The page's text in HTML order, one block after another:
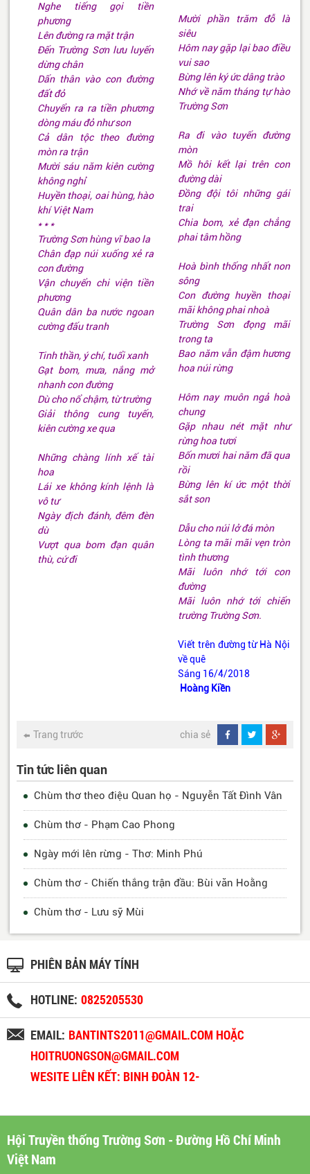
Nghe tiếng gọi tiền
phương
Lên đường ra mặt trận
Đến Trường Sơn lưu luyến
dừng chân
Dấn thân vào con đường
đất đỏ
Chuyển ra ra tiền phương
dòng máu đỏ như son
Cả dân tộc theo đường
mòn ra trận
Mười sáu năm kiên cường
không nghỉ
Huyền thoại, oai hùng, hào
khí Việt Nam
* * *
Trường Sơn hùng vĩ bao la
Chân đạp núi xuống xẻ ra
con đường
Vận chuyển chi viện tiền
phương
Quân dân ba nước ngoan
cường đấu tranh
Tinh thần, ý chí, tuổi xanh
Gạt bom, mưa, nắng mở
nhanh con đường
Dù cho nổ chậm, từ trường
Giải thông cung tuyến,
kiên cường xe qua
Những chàng lính xế tài
hoa
Lái xe không kính lệnh là
vô tư
Ngày địch đánh, đêm đèn
dù
Vượt qua bom đạn quân
thù, cứ đi
Mười phần trăm đỗ là
siêu
Hôm nay gặp lại bao điều
vui sao
Bừng lên ký ức dâng trào
Nhớ về năm tháng tự hào
Trường Sơn
Ra đi vào tuyến đường
mòn
Mồ hôi kết lại trên con
đường dài
Đồng đội tôi những gái
trai
Chia bom, xẻ đạn chẳng
phai tâm hồng
Hoà bình thống nhất non
sông
Con đường huyền thoại
mãi không phai nhoà
Trường Sơn đọng mãi
trong ta
Bao năm vẫn đậm hương
hoa núi rừng
Hôm nay muôn ngả hoà
chung
Gặp nhau nét mặt như
rừng hoa tươi
Bốn mươi hai năm đã qua
rồi
Bừng lên kí ức một thời
sắt son
Dẫu cho núi lở đá mòn
Lòng ta mãi mãi vẹn tròn
tình thương
Mãi luôn nhớ tới con
đường
Mãi luôn nhớ tới chiến
trường Trường Sơn.
Viết trên đường từ Hà Nội
về quê
Sáng 16/4/2018
Hoàng Kiền
Trang trước chia sẻ
Tin tức liên quan
Chùm thơ theo điệu Quan họ - Nguyễn Tất Đình Vân
Chùm thơ - Phạm Cao Phong
Ngày mới lên rừng - Thơ: Minh Phú
Chùm thơ - Chiến thắng trận đầu: Bùi văn Hoằng
Chùm thơ - Lưu sỹ Mùi
PHIÊN BẢN MÁY TÍNH
HOTLINE: 0825205530
EMAIL: BANTINTS2011@GMAIL.COM HOẶC
HOITRUONGSON@GMAIL.COM
WESITE LIÊN KẾT: BINH ĐOÀN 12-
Hội Truyền thống Trường Sơn - Đường Hồ Chí Minh
Việt Nam